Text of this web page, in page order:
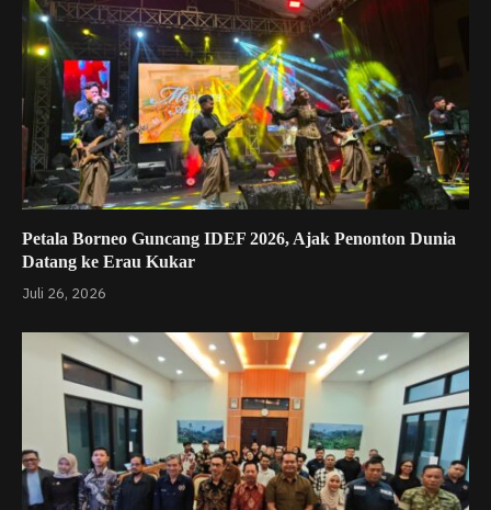
Petala Borneo Guncang IDEF 2026, Ajak Penonton Dunia
Datang ke Erau Kukar
Juli 26, 2026